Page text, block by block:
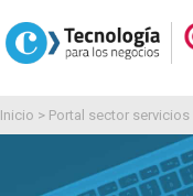
Inicio > Portal sector servicios